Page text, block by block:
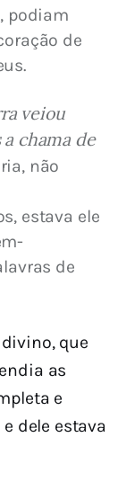
podiam
de
veiou
chama de
não
estava ele
de
que
as
e
dele estava